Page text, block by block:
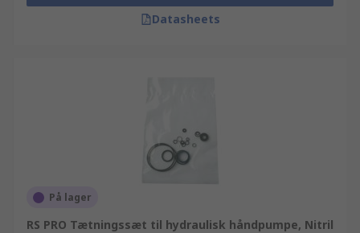
Datasheets
På lager
RS PRO Tætningssæt til hydraulisk håndpumpe, Nitril